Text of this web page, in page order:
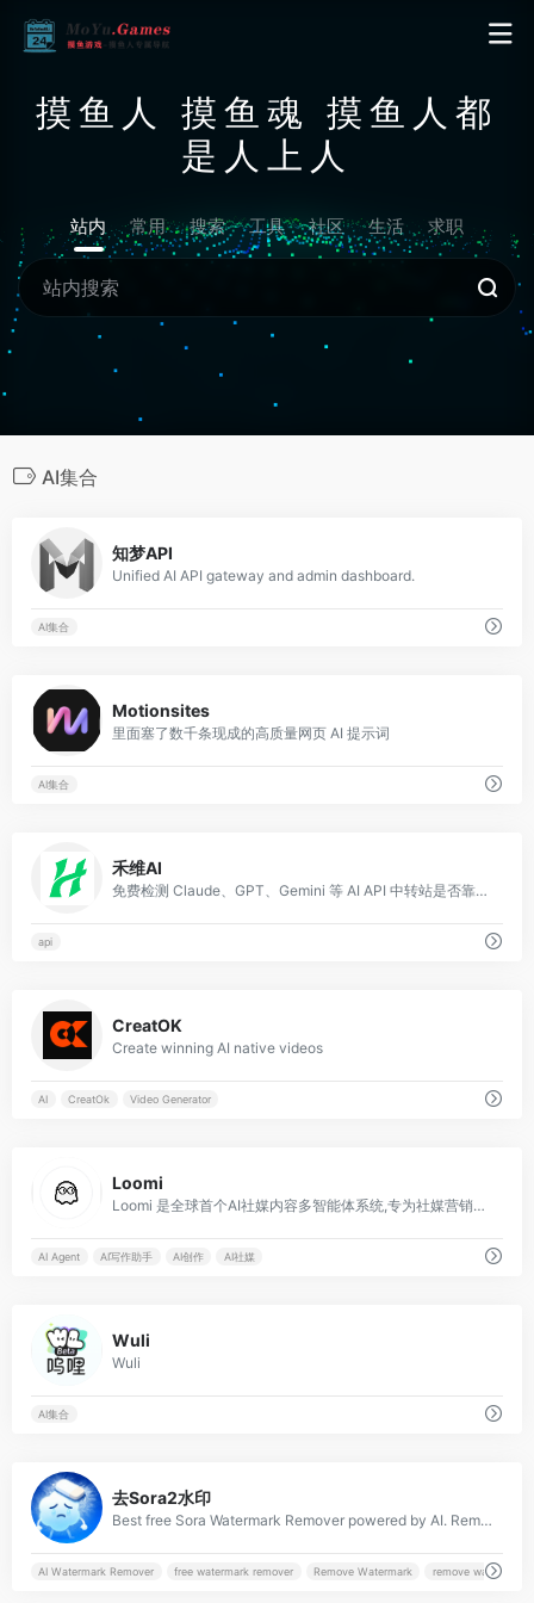
摸鱼人 摸鱼魂 摸鱼人都
是人上人
站内 常用 搜索 工具 社区 生活 求职
AI集合
知梦API
Unified AI API gateway and admin dashboard.
AI集合
Motionsites
里面塞了数千条现成的高质量网页 AI 提示词
AI集合
禾维AI
免费检测 Claude、GPT、Gemini 等 AI API 中转站是否靠谱，查看模型可用性、价格、稳定性
api
CreatOK
Create winning AI native videos
AI CreatOk Video Generator
Loomi
Loomi 是全球首个AI社媒内容多智能体系统,专为社媒营销打造。支持小红书、抖音、微信等平台的AI智能创作、内容策略、文案生成,让品牌营销更高效智能。
AI Agent AI写作助手 AI创作 AI社媒
Wuli
Wuli
AI集合
去Sora2水印
Best free Sora Watermark Remover powered by AI. Remove watermarks from Sora AI videos instantly. Download clean Sora videos in original quality. 100% free, fast &amp; safe. Sora AI Watermark Remover for free.
AI Watermark Remover free watermark remover Remove Watermark remove